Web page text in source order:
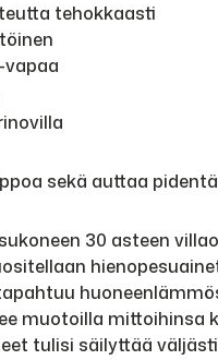
tehokkaasti
vapaa
sekä auttaa
30 asteen
muotoilla mittoihinsa
tulisi säilyttää